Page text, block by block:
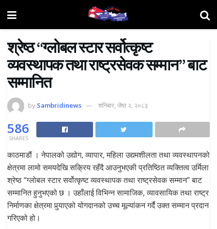
श्रेष्ठ “ग्लोबल स्टार सर्वोत्कृष्ट
व्यवस्थापक तथा राष्ट्रसेवक सम्मान” बाट
सम्मानित
by Sambridinews शनिबार, जेष्ठ २, २०८३
586
SHARES
काठमाडौं । नेपालको उद्योग, व्यापार, महिला उद्यमशीलता तथा व्यवस्थापनको
क्षेत्रमा लामो समयदेखि सक्रिय रहँदै आउनुभएकी प्रतिष्ठित व्यक्तित्व उर्मिला
श्रेष्ठ “ग्लोबल स्टार सर्वोत्कृष्ट व्यवस्थापक तथा राष्ट्रसेवक सम्मान” बाट
सम्मानित हुनुभएको छ । उहाँलाई विभिन्न सामाजिक, व्यावसायिक तथा राष्ट्र
निर्माणका क्षेत्रमा पुर्‍याएको योगदानको उच्च मूल्यांकन गर्दै उक्त सम्मान प्रदान
गरिएको हो।